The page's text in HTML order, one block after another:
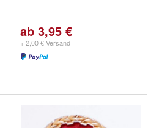
ab 3,95 €
+ 2,00 € Versand